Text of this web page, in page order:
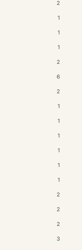
2
1
1
1
2
6
2
1
1
1
1
1
1
2
2
2
3